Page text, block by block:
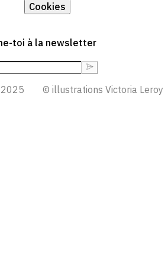
Cookies
toi à la newsletter
© illustrations Victoria Leroy